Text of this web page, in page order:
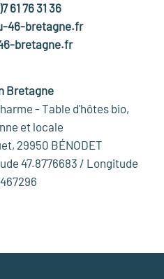
61 76 31 36
46-bretagne.fr
bretagne.fr
Bretagne
- Table d'hôtes bio,
et locale
29950 BÉNODET
47.8776683 / Longitude